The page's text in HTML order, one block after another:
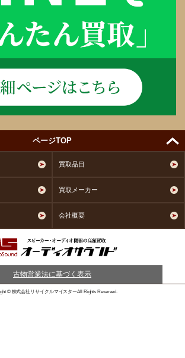
ページTOP
買取品目
買取メーカー
会社概要
古物営業法に基づく表示
© 株式会社リサイクルマイスターAll Rights Reserved.